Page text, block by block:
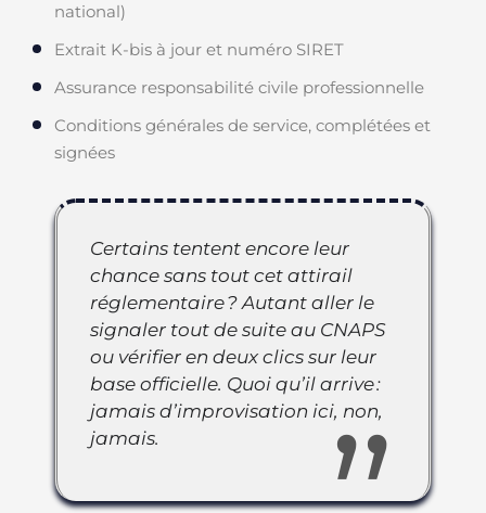
national)
Extrait K-bis à jour et numéro SIRET
Assurance responsabilité civile professionnelle
Conditions générales de service, complétées et
signées
Certains tentent encore leur
chance sans tout cet attirail
réglementaire ? Autant aller le
signaler tout de suite au CNAPS
ou vérifier en deux clics sur leur
base officielle. Quoi qu’il arrive :
jamais d’improvisation ici, non,
jamais.